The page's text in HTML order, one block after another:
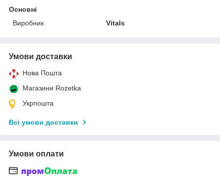
Основні
Виробник
Vitals
Умови доставки
Нова Пошта
Магазини Rozetka
Укрпошта
Всі умови доставки
Умови оплати